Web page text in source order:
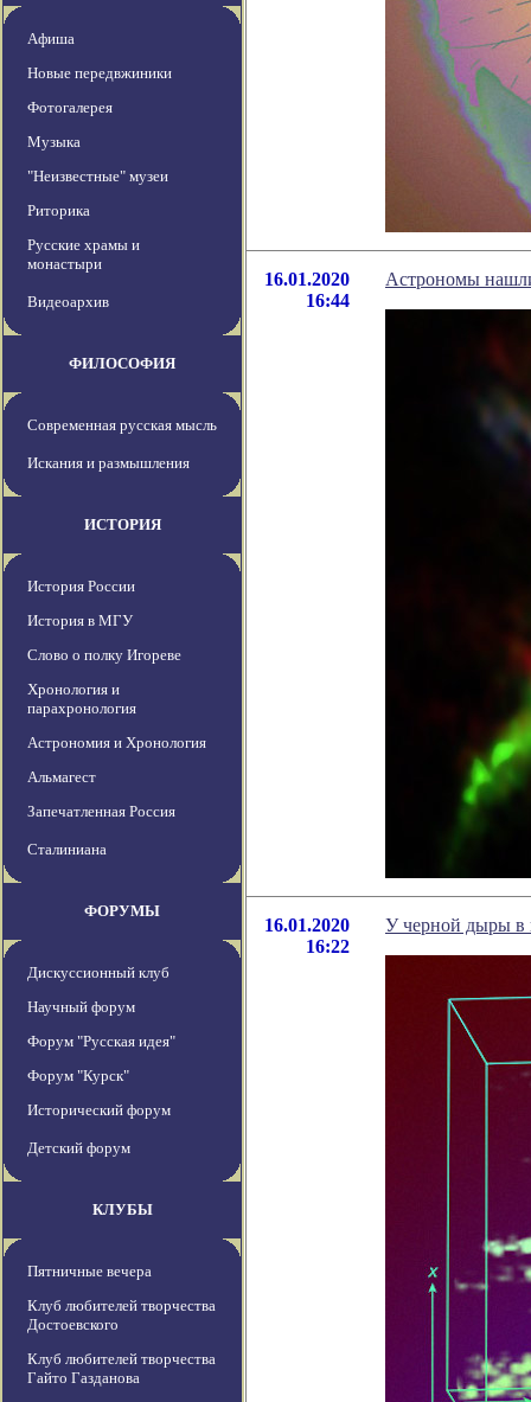
Афиша
Новые передвжиники
Фотогалерея
Музыка
"Неизвестные" музеи
Риторика
Русские храмы и
монастыри
Видеоархив
ФИЛОСОФИЯ
Современная русская мысль
Искания и размышления
ИСТОРИЯ
История России
История в МГУ
Слово о полку Игореве
Хронология и
парахронология
Астрономия и Хронология
Альмагест
Запечатленная Россия
Сталиниана
ФОРУМЫ
Дискуссионный клуб
Научный форум
Форум "Русская идея"
Форум "Курск"
Исторический форум
Детский форум
КЛУБЫ
Пятничные вечера
Клуб любителей творчества
Достоевского
Клуб любителей творчества
Гайто Газданова
16.01.2020
16:44
Астрономы
16.01.2020
16:22
У черной дыры в